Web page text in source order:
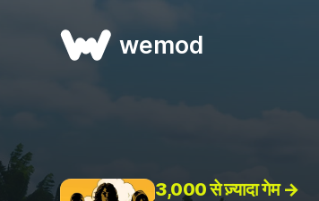
wemod
3,000 से ज़्यादा गेम →